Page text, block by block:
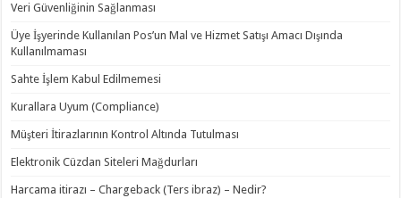
Veri Güvenliğinin Sağlanması
Üye İşyerinde Kullanılan Pos’un Mal ve Hizmet Satışı Amacı Dışında
Kullanılmaması
Sahte İşlem Kabul Edilmemesi
Kurallara Uyum (Compliance)
Müşteri İtirazlarının Kontrol Altında Tutulması
Elektronik Cüzdan Siteleri Mağdurları
Harcama itirazı – Chargeback (Ters ibraz) – Nedir?